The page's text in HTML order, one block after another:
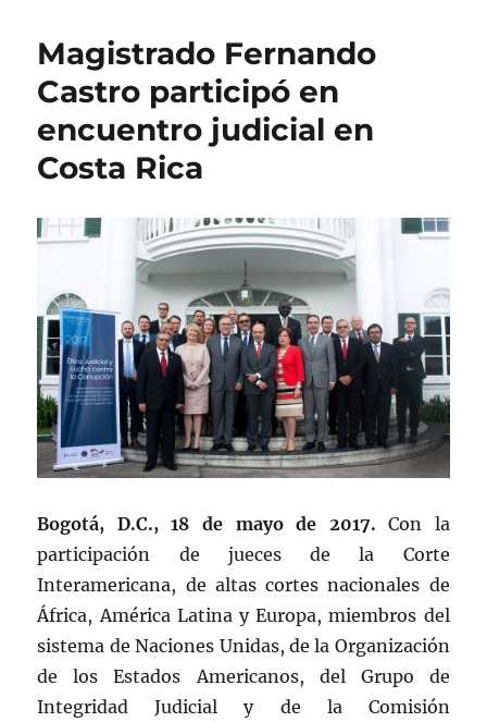
Magistrado Fernando
Castro participó en
encuentro judicial en
Costa Rica
Bogotá, D.C., 18 de mayo de 2017.Con la
participación de jueces de la Corte
Interamericana, de altas cortes nacionales de
África, América Latina y Europa, miembros del
sistema de Naciones Unidas, de la Organización
de los Estados Americanos, del Grupo de
Integridad Judicial y de la Comisión